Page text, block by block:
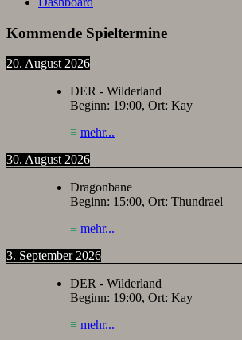
Kommende Spieltermine
20. August 2026
DER - Wilderland
Beginn: 19:00, Ort: Kay
≡ mehr...
30. August 2026
Dragonbane
Beginn: 15:00, Ort: Thundrael
≡ mehr...
3. September 2026
DER - Wilderland
Beginn: 19:00, Ort: Kay
≡ mehr...